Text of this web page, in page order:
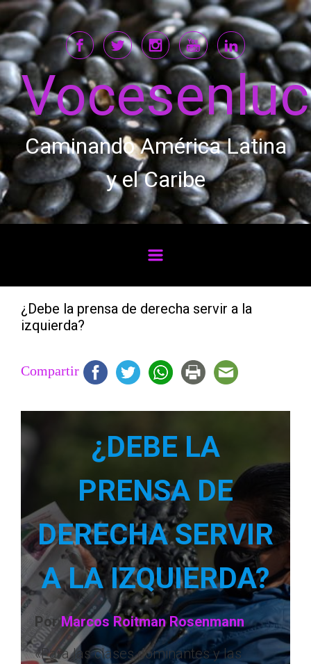
Saltar al contenido principal
Caminando América Latina
y el Caribe
¿Debe la prensa de derecha servir a la
izquierda?
Compartir
¿DEBE LA
PRENSA DE
DERECHA SERVIR
A LA IZQUIERDA?
PorMarcos Roitman Rosenmann
«Para las clases dominantes y las